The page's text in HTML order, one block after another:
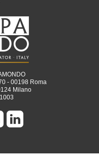
- 00198 Roma
Milano